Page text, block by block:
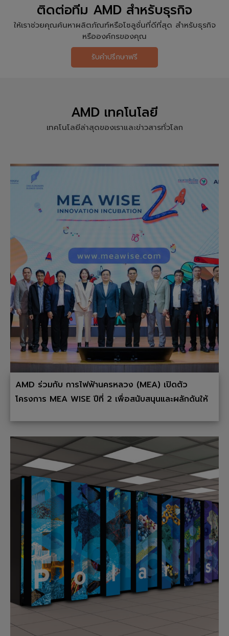
ติดต่อทีม AMD สำหรับธุรกิจ
ให้เราช่วยคุณค้นหาผลิตภัณฑ์หรือโซลูชั่นที่ดีที่สุด สำหรับธุรกิจ
หรือองค์กรของคุณ
รับคำปรึกษาฟรี
AMD เทคโนโลยี
เทคโนโลยีล่าสุดของเราและข่าวสารทั่วโลก
AMD ร่วมกับ การไฟฟ้านครหลวง (MEA) เปิดตัว
โครงการ MEA WISE ปีที่ 2 เพื่อสนับสนุนและผลักดันให้